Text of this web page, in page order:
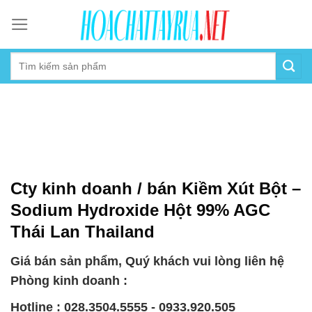
content
Cty kinh doanh / bán Kiềm Xút Bột –
Sodium Hydroxide Hột 99% AGC
Thái Lan Thailand
Giá bán sản phẩm, Quý khách vui lòng liên hệ
Phòng kinh doanh :
Hotline : 028.3504.5555 - 0933.920.505